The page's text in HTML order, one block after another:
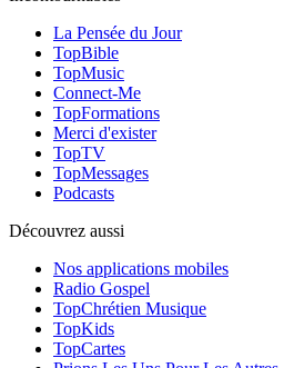
La Pensée du Jour
TopBible
TopMusic
Connect-Me
TopFormations
Merci d'exister
TopTV
TopMessages
Podcasts
Découvrez aussi
Nos applications mobiles
Radio Gospel
TopChrétien Musique
TopKids
TopCartes